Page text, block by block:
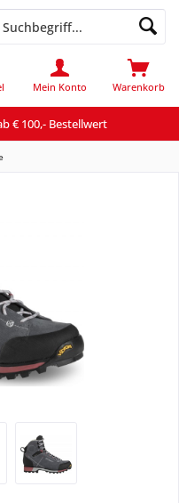
€ 100,- Bestellwert
Warenkorb
Mein Konto